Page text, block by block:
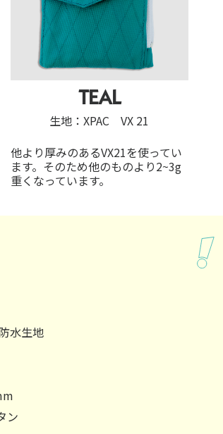
TEAL
生地：XPAC VX 21
他より厚みのあるVX21を使ってい
ます。そのため他のものより2~3g
重くなっています。
水生地
ン